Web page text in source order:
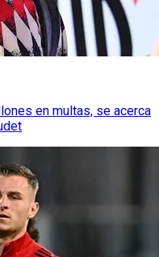
en multas, se acerca